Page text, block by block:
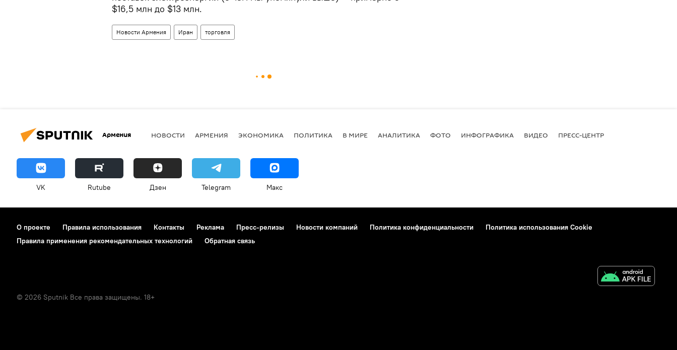
$16,5 млн до $13 млн.
Новости Армения Иран торговля
Армения НОВОСТИ АРМЕНИЯ ЭКОНОМИКА ПОЛИТИКА В МИРЕ АНАЛИТИКА ФОТО ИНФОГРАФИКА ВИДЕО ПРЕСС-ЦЕНТР
VK Rutube Дзен Telegram Макс
О проекте Правила использования Контакты Реклама Пресс-релизы Новости компаний Политика конфиденциальности
Политика использования Cookie
Правила применения рекомендательных технологий
Обратная связь
© 2026 Sputnik Все права защищены. 18+